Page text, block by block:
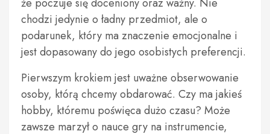
chodzi jedynie o ładny przedmiot, ale o
podarunek, który ma znaczenie emocjonalne i
jest dopasowany do jego osobistych preferencji.
Pierwszym krokiem jest uważne obserwowanie
osoby, którą chcemy obdarować. Czy ma jakieś
hobby, któremu poświęca dużo czasu? Może
zawsze marzył o nauce gry na instrumencie,